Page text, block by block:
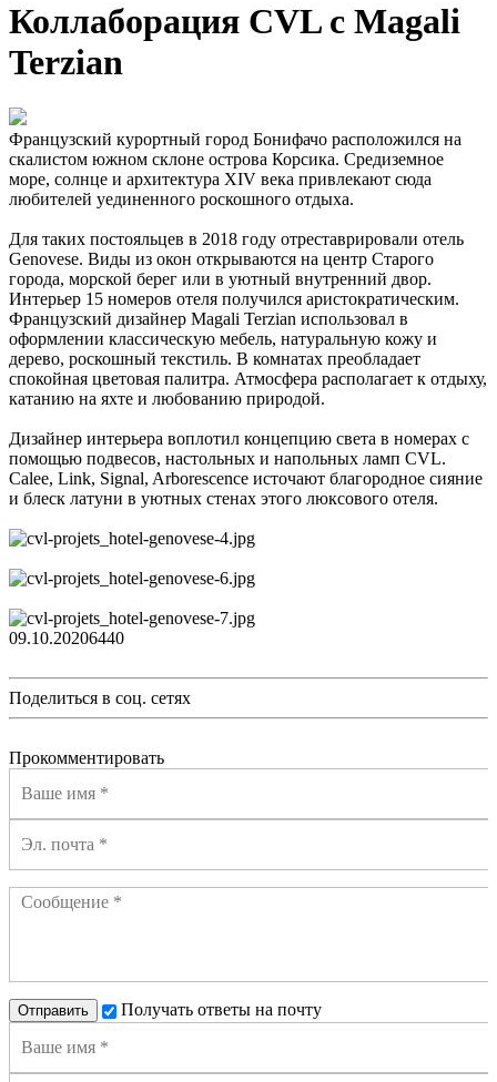
Коллаборация CVL с Magali
Terzian
Французский курортный город Бонифачо расположился на
скалистом южном склоне острова Корсика. Средиземное
море, солнце и архитектура XIV века привлекают сюда
любителей уединенного роскошного отдыха.
Для таких постояльцев в 2018 году отреставрировали отель
Genovese. Виды из окон открываются на центр Старого
города, морской берег или в уютный внутренний двор.
Интерьер 15 номеров отеля получился аристократическим.
Французский дизайнер Magali Terzian использовал в
оформлении классическую мебель, натуральную кожу и
дерево, роскошный текстиль. В комнатах преобладает
спокойная цветовая палитра. Атмосфера располагает к отдыху,
катанию на яхте и любованию природой.
Дизайнер интерьера воплотил концепцию света в номерах с
помощью подвесов, настольных и напольных ламп CVL.
Calee, Link, Signal, Arborescence источают благородное сияние
и блеск латуни в уютных стенах этого люксового отеля.
09.10.20206440
Поделиться в соц. сетях
Прокомментировать
Отправить Получать ответы на почту